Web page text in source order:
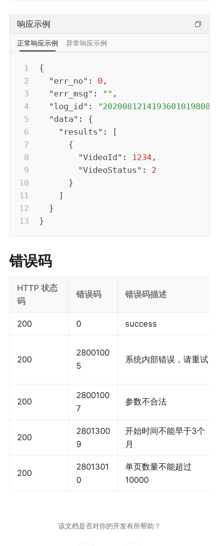
响应示例
正常响应示例 异常响应示例
{
"err_no" : 0 ,
"err_msg" : "" ,
"log_id" :
"data" :
{
"results" :
[
{
"VideoId" : 1234 ,
"VideoStatus" :
2
}
]
}
}
错误码
HTTP 状态
码
错误码 错误码描述
200 0 success
200
2800100
5
系统内部错误，请重试
200
2800100
7
参数不合法
200
2801300
9
开始时间不能早于3个
月
200
2801301
0
单页数量不能超过
10000
该文档是否对你的开发有所帮助？